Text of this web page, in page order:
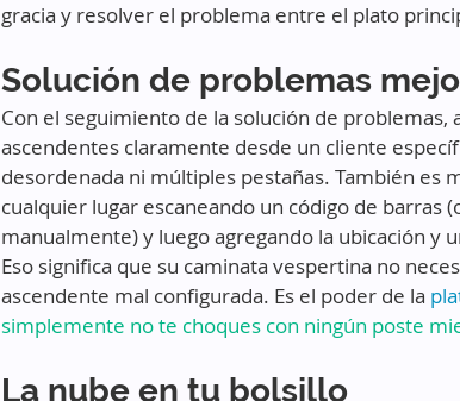
gracia y resolver el problema entre el plato
Solución de problemas
Con el seguimiento de la solución de
ascendentes claramente desde un cliente
desordenada ni múltiples pestañas. También es
cualquier lugar escaneando un código de barras
manualmente) y luego agregando la ubicación y
Eso significa que su caminata vespertina no
ascendente mal configurada. Es el poder de la
simplemente no te choques con ningún poste
La nube en tu bolsillo